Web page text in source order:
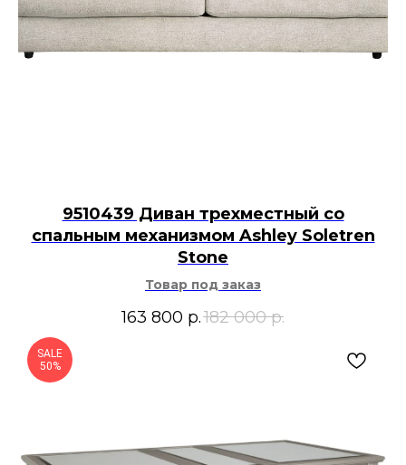
9510439 Диван трехместный со
спальным механизмом Ashley Soletren
Stone
Товар под заказ
163 800 р.182 000 р.
SALE
50%